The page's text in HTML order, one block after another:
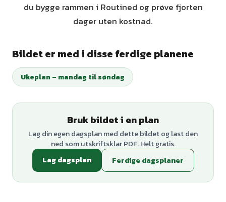
du bygge rammen i Routined og prøve fjorten
dager uten kostnad.
Bildet er med i disse ferdige planene
Ukeplan – mandag til søndag
Bruk bildet i en plan
Lag din egen dagsplan med dette bildet og last den
ned som utskriftsklar PDF. Helt gratis.
Lag dagsplan
Ferdige dagsplaner